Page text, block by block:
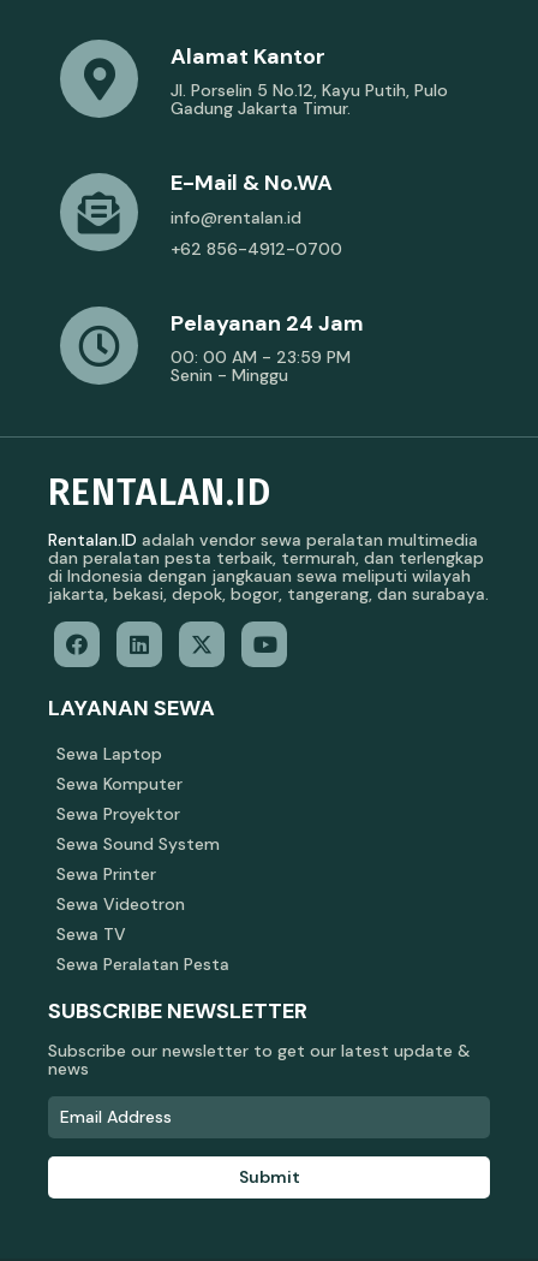
Alamat Kantor
Jl. Porselin 5 No.12, Kayu Putih, Pulo
Gadung Jakarta Timur.
E-Mail & No.WA
info@rentalan.id
+62 856-4912-0700
Pelayanan 24 Jam
00: 00 AM - 23:59 PM
Senin - Minggu
RENTALAN.ID
Rentalan.ID adalah vendor sewa peralatan multimedia
dan peralatan pesta terbaik, termurah, dan terlengkap
di Indonesia dengan jangkauan sewa meliputi wilayah
jakarta, bekasi, depok, bogor, tangerang, dan surabaya.
LAYANAN SEWA
Sewa Laptop
Sewa Komputer
Sewa Proyektor
Sewa Sound System
Sewa Printer
Sewa Videotron
Sewa TV
Sewa Peralatan Pesta
SUBSCRIBE NEWSLETTER
Subscribe our newsletter to get our latest update &
news
Submit